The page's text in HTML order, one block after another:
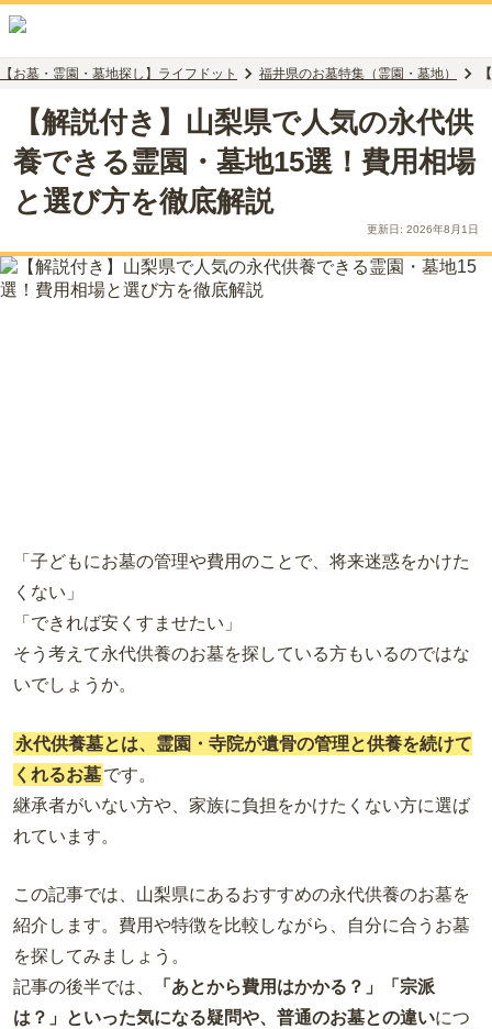
【お墓・霊園・墓地探し】ライフドット 福井県のお墓特集（霊園・墓地）
【解説付き】山梨県で人気の永代供
養できる霊園・墓地15選！費用相場
と選び方を徹底解説
更新日: 2026年8月1日
「子どもにお墓の管理や費用のことで、将来迷惑をかけた
くない」
「できれば安くすませたい」
そう考えて永代供養のお墓を探している方もいるのではな
いでしょうか。
永代供養墓とは、霊園・寺院が遺骨の管理と供養を続けて
くれるお墓です。
継承者がいない方や、家族に負担をかけたくない方に選ば
れています。
この記事では、山梨県にあるおすすめの永代供養のお墓を
紹介します。費用や特徴を比較しながら、自分に合うお墓
を探してみましょう。
記事の後半では、
「あとから費用はかかる？」「宗派
は？」といった気になる疑問や、普通のお墓との違いにつ